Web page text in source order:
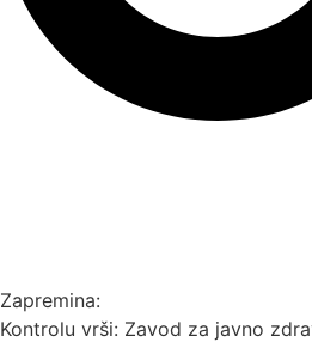
Zapremina:
Kontrolu vrši: Zavod za javno